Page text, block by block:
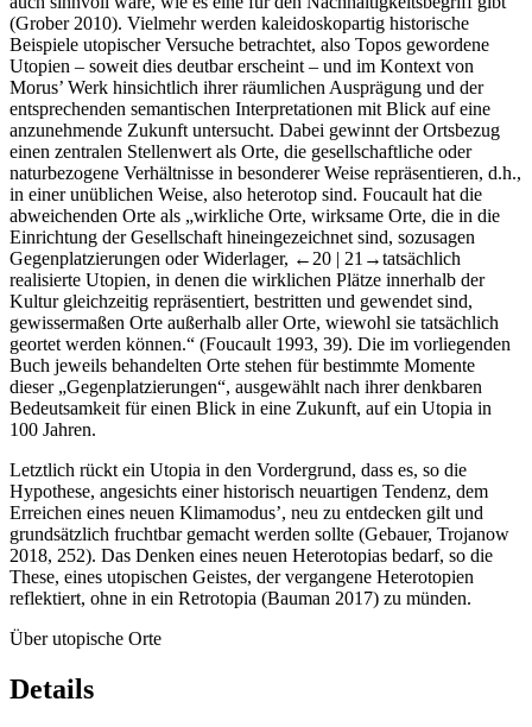
(Grober 2010). Vielmehr werden kaleidoskopartig historische
Beispiele utopischer Versuche betrachtet, also Topos gewordene
Utopien – soweit dies deutbar erscheint – und im Kontext von
Morus’ Werk hinsichtlich ihrer räumlichen Ausprägung und der
entsprechenden semantischen Interpretationen mit Blick auf eine
anzunehmende Zukunft untersucht. Dabei gewinnt der Ortsbezug
einen zentralen Stellenwert als Orte, die gesellschaftliche oder
naturbezogene Verhältnisse in besonderer Weise repräsentieren, d.h.,
in einer unüblichen Weise, also heterotop sind. Foucault hat die
abweichenden Orte als „wirkliche Orte, wirksame Orte, die in die
Einrichtung der Gesellschaft hineingezeichnet sind, sozusagen
Gegenplatzierungen oder Widerlager, ←20 | 21→tatsächlich
realisierte Utopien, in denen die wirklichen Plätze innerhalb der
Kultur gleichzeitig repräsentiert, bestritten und gewendet sind,
gewissermaßen Orte außerhalb aller Orte, wiewohl sie tatsächlich
geortet werden können.“ (Foucault 1993, 39). Die im vorliegenden
Buch jeweils behandelten Orte stehen für bestimmte Momente
dieser „Gegenplatzierungen“, ausgewählt nach ihrer denkbaren
Bedeutsamkeit für einen Blick in eine Zukunft, auf ein Utopia in
100 Jahren.
Letztlich rückt ein Utopia in den Vordergrund, dass es, so die
Hypothese, angesichts einer historisch neuartigen Tendenz, dem
Erreichen eines neuen Klimamodus’, neu zu entdecken gilt und
grundsätzlich fruchtbar gemacht werden sollte (Gebauer, Trojanow
2018, 252). Das Denken eines neuen Heterotopias bedarf, so die
These, eines utopischen Geistes, der vergangene Heterotopien
reflektiert, ohne in ein Retrotopia (Bauman 2017) zu münden.
Über utopische Orte
Details